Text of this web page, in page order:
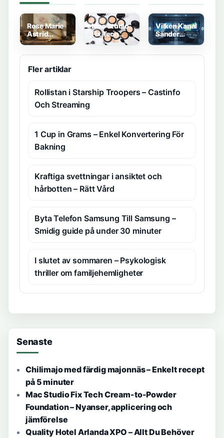
och Service
tjänster via
AF och
Visma
Växer, S och
M Tappar
Rose Marie
Astrid
Elisabet
Liv, Stort
Arv
Mac Studio
Fix Tech
Cream-to-
Foundation
jämförelse
Vilken Kanal
Sänder
Sverige
Sändning
Fler artiklar
Rollistan i Starship Troopers – Castinfo
Och Streaming
1 Cup in Grams – Enkel Konvertering För
Bakning
Kraftiga svettningar i ansiktet och
hårbotten – Rätt Vård
Byta Telefon Samsung Till Samsung –
Smidig guide på under 30 minuter
I slutet av sommaren – Psykologisk
thriller om familjehemligheter
Senaste
Chilimajo med färdig majonnäs – Enkelt recept
på 5 minuter
Mac Studio Fix Tech Cream-to-Powder
Foundation – Nyanser, applicering och
jämförelse
Quality Hotel Arlanda XPO – Allt Du Behöver